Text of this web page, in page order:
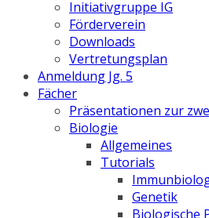
Initiativgruppe IG
Förderverein
Downloads
Vertretungsplan
Anmeldung Jg. 5
Fächer
Präsentationen zur
Biologie
Allgemeines
Tutorials
Genetik
Biologische